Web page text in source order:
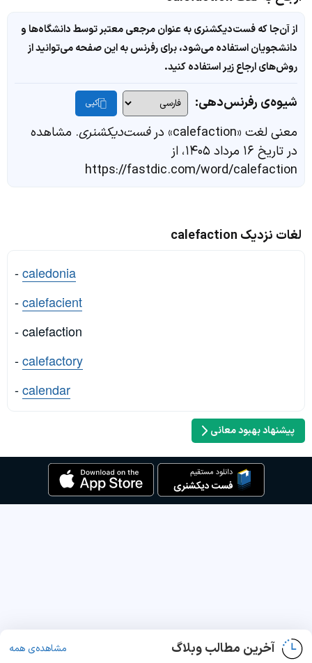
از آن‌جا که فست‌دیکشنری به عنوان مرجعی معتبر توسط دانشگاه‌ها و
دانشجویان استفاده می‌شود، برای رفرنس به این صفحه می‌توانید از
روش‌های ارجاع زیر استفاده کنید.
شیوه‌ی رفرنس‌دهی: کپی
معنی لغت «calefaction» در فست‌دیکشنری. مشاهده
در تاریخ ۱۶ مرداد ۱۴۰۵، از
https://fastdic.com/word/calefaction
لغات نزدیک calefaction
-caledonia
-calefacient
- calefaction
-calefactory
-calendar
پیشنهاد بهبود معانی
آخرین مطالب وبلاگ مشاهده‌ی همه